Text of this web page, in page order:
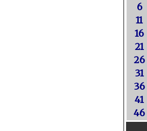
6
11
16
21
26
31
36
41
46